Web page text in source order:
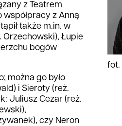
z Teatrem
z Anną
także m.in. w
Orzechowski), Łupie
bogów
można go było
i Sieroty (reż.
Juliusz Cezar (reż.
czy Neron
fot.